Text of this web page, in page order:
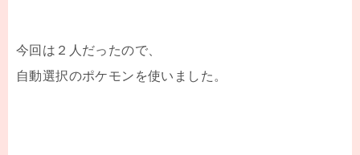
今回は２人だったので、
自動選択のポケモンを使いました。